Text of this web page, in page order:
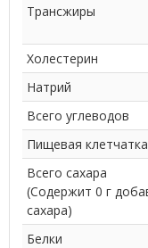
Трансжиры
Холестерин
Натрий
Всего углеводов
Пищевая клетчатка
Всего сахара
(Содержит 0 г
сахара)
Белки